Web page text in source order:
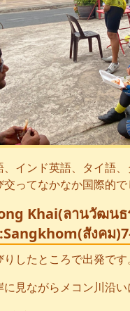
インド英語、タイ語、
ってなかなか国際的で
Khai(ลานวัฒน
สังคม
したところで出発です。
見ながらメコン川沿い